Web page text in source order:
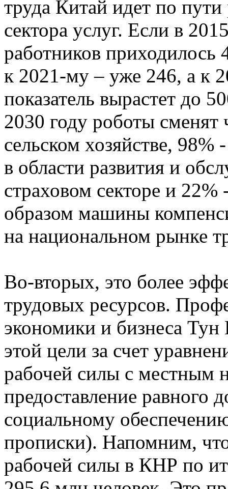
труда Китай идет по
сектора услуг. Если в
работников
к 2021-му – уже 246, а к
показатель вырастет до
2030 году роботы сменят
сельском хозяйстве, 98%
в области развития и
страховом секторе и
образом машины
на национальном рынке
Во-вторых, это более
трудовых ресурсов.
экономики и бизнеса
этой цели за счет
рабочей силы с местным
предоставление равного
социальному
прописки). Напомним,
рабочей силы в КНР по